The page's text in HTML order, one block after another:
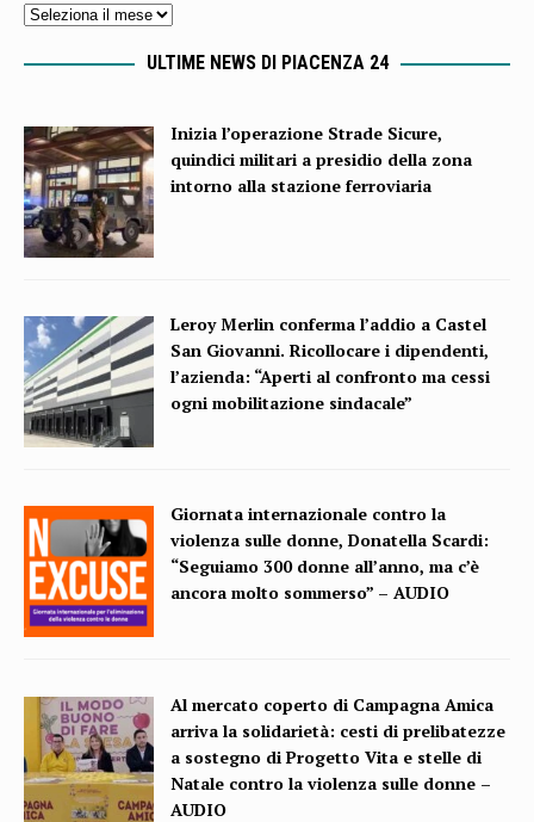
ULTIME NEWS DI PIACENZA 24
Inizia l’operazione Strade Sicure,
quindici militari a presidio della zona
intorno alla stazione ferroviaria
Leroy Merlin conferma l’addio a Castel
San Giovanni. Ricollocare i dipendenti,
l’azienda: “Aperti al confronto ma cessi
ogni mobilitazione sindacale”
Giornata internazionale contro la
violenza sulle donne, Donatella Scardi:
“Seguiamo 300 donne all’anno, ma c’è
ancora molto sommerso” – AUDIO
Al mercato coperto di Campagna Amica
arriva la solidarietà: cesti di prelibatezze
a sostegno di Progetto Vita e stelle di
Natale contro la violenza sulle donne –
AUDIO